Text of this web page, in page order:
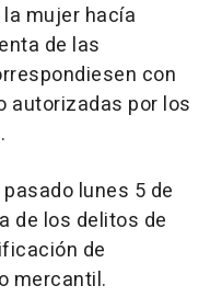
mujer hacía
de las
con
autorizadas por los
lunes 5 de
de los delitos de
de
mercantil.